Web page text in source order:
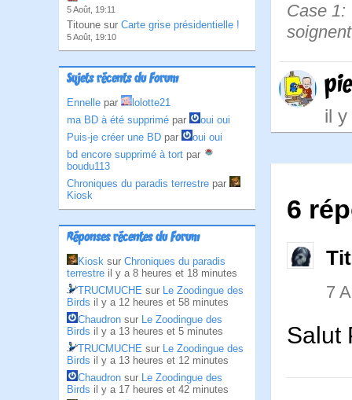
5 Août, 19:11
Titoune sur Carte grise présidentielle !
5 Août, 19:10
Sujets récents du Forum
Ennelle par
lolotte21
ma BD à été supprimé par
oui oui
Puis-je créer une BD par
oui oui
bd encore supprimé à tort par
boudu113
Chroniques du paradis terrestre par
Kiosk
Réponses récentes du Forum
Kiosk sur Chroniques du paradis
terrestre il y a 8 heures et 18 minutes
TRUCMUCHE sur Le Zoodingue des
Birds il y a 12 heures et 58 minutes
Chaudron sur Le Zoodingue des
Birds il y a 13 heures et 5 minutes
TRUCMUCHE sur Le Zoodingue des
Birds il y a 13 heures et 12 minutes
Chaudron sur Le Zoodingue des
Birds il y a 17 heures et 42 minutes
Case 1:
il y
6
7
Salut